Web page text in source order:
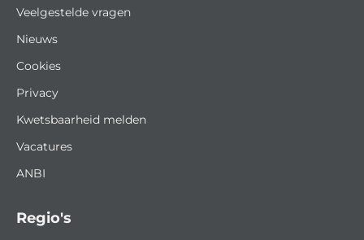
Regio's
Veelgestelde vragen
Nieuws
Cookies
Privacy
Kwetsbaarheid melden
Vacatures
ANBI